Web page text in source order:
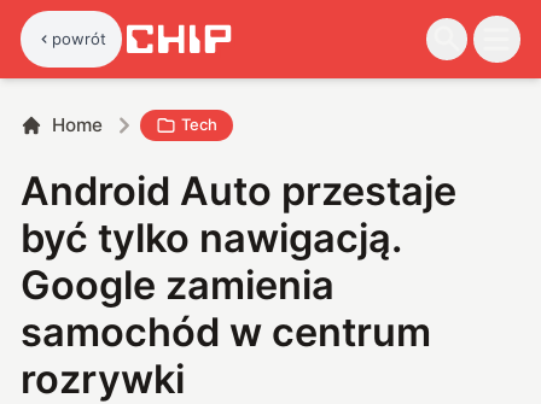
powrót
Home Tech
Android Auto przestaje
być tylko nawigacją.
Google zamienia
samochód w centrum
rozrywki